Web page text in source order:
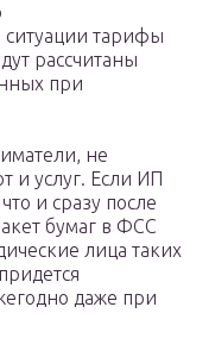
ситуации тарифы
рассчитаны
при
не
и услуг. Если ИП
и сразу после
бумаг в ФСС
лица таких
даже при